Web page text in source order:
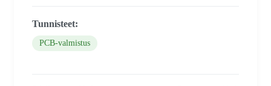
Tunnisteet:
PCB-valmistus